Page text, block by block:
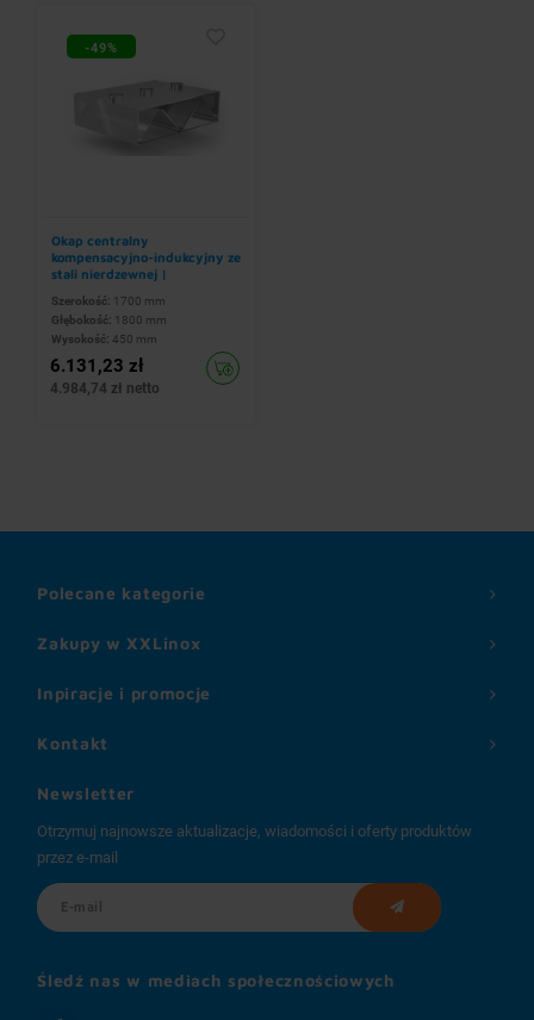
-49%
Okap centralny
kompensacyjno-indukcyjny ze
stali nierdzewnej |
Szerokość: 1700 mm
Głębokość: 1800 mm
Wysokość: 450 mm
6.131,23 zł
4.984,74 zł netto
Zakupy w XXLinox
Inpiracje i promocje
Polecane kategorie
Kontakt
Newsletter
Otrzymuj najnowsze aktualizacje, wiadomości i oferty produktów
przez e-mail
Śledź nas w mediach społecznościowych